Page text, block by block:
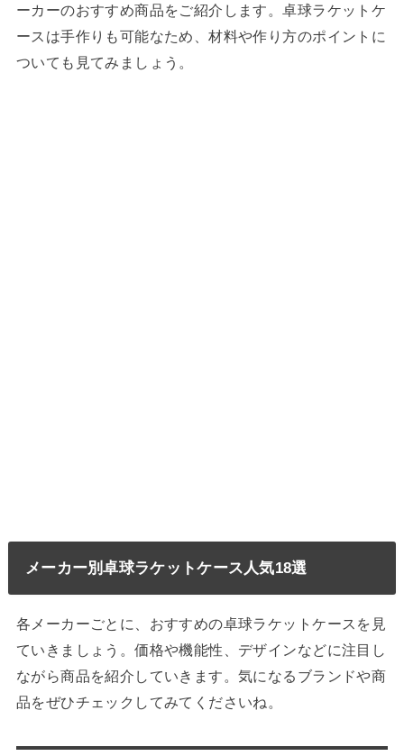
ーカーのおすすめ商品をご紹介します。卓球ラケットケ
ースは手作りも可能なため、材料や作り方のポイントに
ついても見てみましょう。
メーカー別卓球ラケットケース人気18選
各メーカーごとに、おすすめの卓球ラケットケースを見
ていきましょう。価格や機能性、デザインなどに注目し
ながら商品を紹介していきます。気になるブランドや商
品をぜひチェックしてみてくださいね。